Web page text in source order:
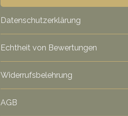
Datenschutzerklärung
Echtheit von Bewertungen
Widerrufsbelehrung
AGB